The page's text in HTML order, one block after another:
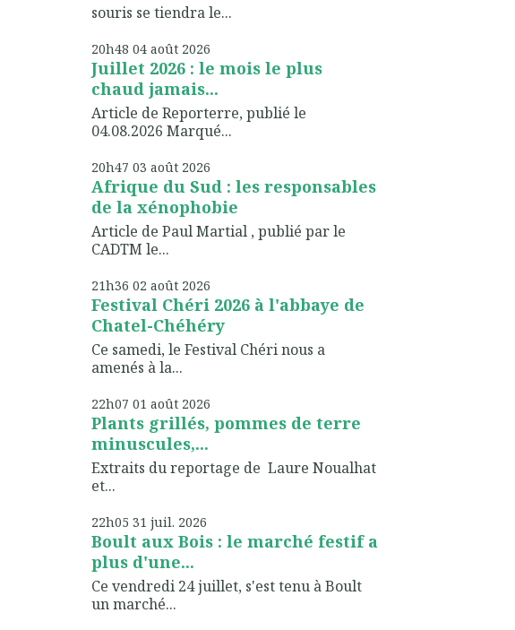
souris se tiendra le...
20h48 04 août 2026
Juillet 2026 : le mois le plus
chaud jamais...
Article de Reporterre, publié le
04.08.2026 Marqué...
20h47 03 août 2026
Afrique du Sud : les responsables
de la xénophobie
Article de Paul Martial , publié par le
CADTM le...
21h36 02 août 2026
Festival Chéri 2026 à l'abbaye de
Chatel-Chéhéry
Ce samedi, le Festival Chéri nous a
amenés à la...
22h07 01 août 2026
Plants grillés, pommes de terre
minuscules,...
Extraits du reportage de Laure Noualhat
et...
22h05 31 juil. 2026
Boult aux Bois : le marché festif a
plus d'une...
Ce vendredi 24 juillet, s'est tenu à Boult
un marché...